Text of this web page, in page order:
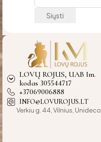
LOVŲ ROJUS, UAB Im.
kodas 305544717
+37069006888
INFO@LOVUROJUS.LT
Verkiu g. 44, Vilnius, Unideco